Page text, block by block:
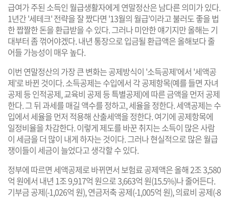
급여가 주된 소득인 월급생활자에게 연말정산은 남다른 의미가 있다.
1년간 '세테크' 전략을 잘 짰다면 '13월의 월급'이라고 불러도 좋을 법
한 짭짤한 돈을 환급받을 수 있다. 그러나 미안한 얘기지만 올해는 기
대부터 좀 꺾어야겠다. 내년 통장으로 입금될 환급액은 올해보다 줄
어들 가능성이 매우 높다.
이번 연말정산의 가장 큰 변화는 공제방식이 '소득공제'에서 '세액공
제'로 바뀐 것이다. 소득공제는 수입에서 각 공제항목(예를 들면 자녀
공제 등 인적공제, 교육비 공제 등 특별공제)에 따른 금액을 먼저 공제
한다. 그 뒤 과세를 매길 액수를 정하고, 세율을 정한다. 세액공제는 수
입에서 세율을 먼저 적용해 산출세액을 정한다. 여기에 공제항목에
일정비율을 차감한다. 이렇게 제도를 바꾼 취지는 소득이 많은 사람
이 세금을 더 많이 내게 하자는 것이다. 그러나 현실적으로 많은 월급
쟁이들이 세금이 늘었다고 생각할 수 있다.
정부에 따르면 세액공제로 바뀌면서 보험료 공제액은 올해 2조 3,580
억 원에서 내년 1조 9,917억 원으로 3,663억 원(15.5%)나 줄어든다.
기부금 공제(-1,026억 원), 연금저축 공제(-1,005억 원), 의료비 공제(-8